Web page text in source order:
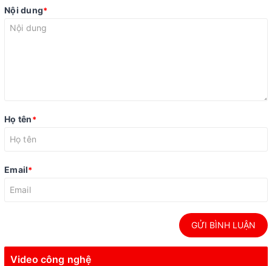
Nội dung*
Họ tên*
Email*
GỬI BÌNH LUẬN
Video công nghệ